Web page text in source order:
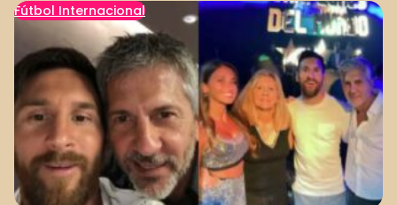
Fútbol Internacional